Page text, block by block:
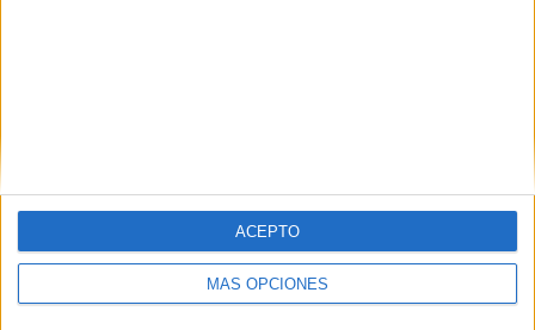
MÁS OPCIONES
ACEPTO
SIGUE NUESTROS TABLEROS EN